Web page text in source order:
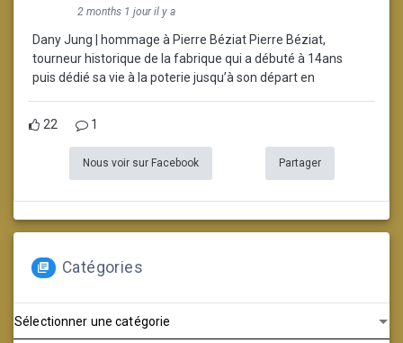
2 months 1 jour il y a
Dany Jung | hommage à Pierre Béziat Pierre Béziat,
tourneur historique de la fabrique qui a débuté à 14ans
puis dédié sa vie à la poterie jusqu’à son départ en
22 1
Nous voir sur Facebook Partager
Catégories